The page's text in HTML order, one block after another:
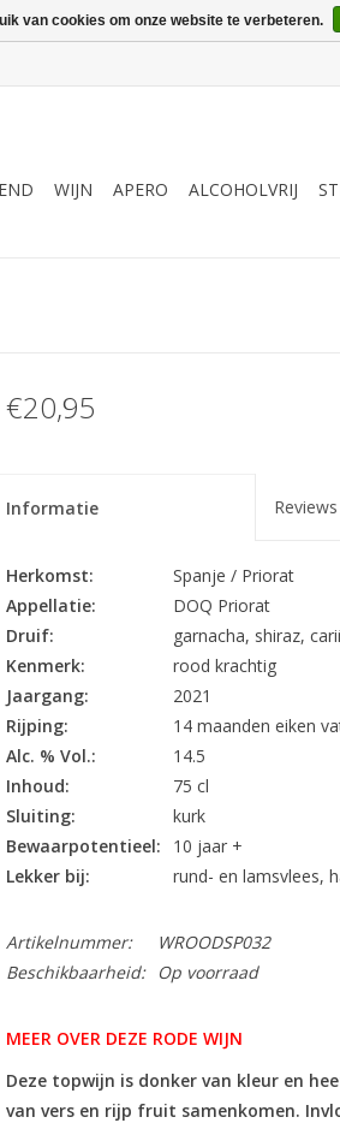
WIJN APERO ALCOHOLVRIJ
€20,95
Informatie Reviews
Artikelnummer:
WROODSP032
Beschikbaarheid:
Op voorraad
MEER OVER DEZE RODE WIJN
Deze topwijn is donker van kleur en
van vers en rijp fruit samenkomen.
Herkomst:
Spanje / Priorat
Appellatie:
DOQ Priorat
Druif:
garnacha, shiraz,
Kenmerk:
rood krachtig
Jaargang:
2021
Rijping:
14 maanden eiken
Alc. % Vol.:
14.5
Inhoud:
75 cl
Sluiting:
kurk
Bewaarpotentieel:
10 jaar +
Lekker bij:
rund- en lamsvlees,
van cookies om onze website te verbeteren.